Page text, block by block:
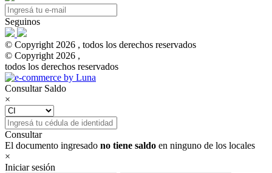
Seguinos
© Copyright 2026 , todos los derechos reservados
© Copyright 2026 ,
todos los derechos reservados
Consultar Saldo
×
Consultar
El documento ingresado no tiene saldo en ninguno de los locales
×
Iniciar sesión